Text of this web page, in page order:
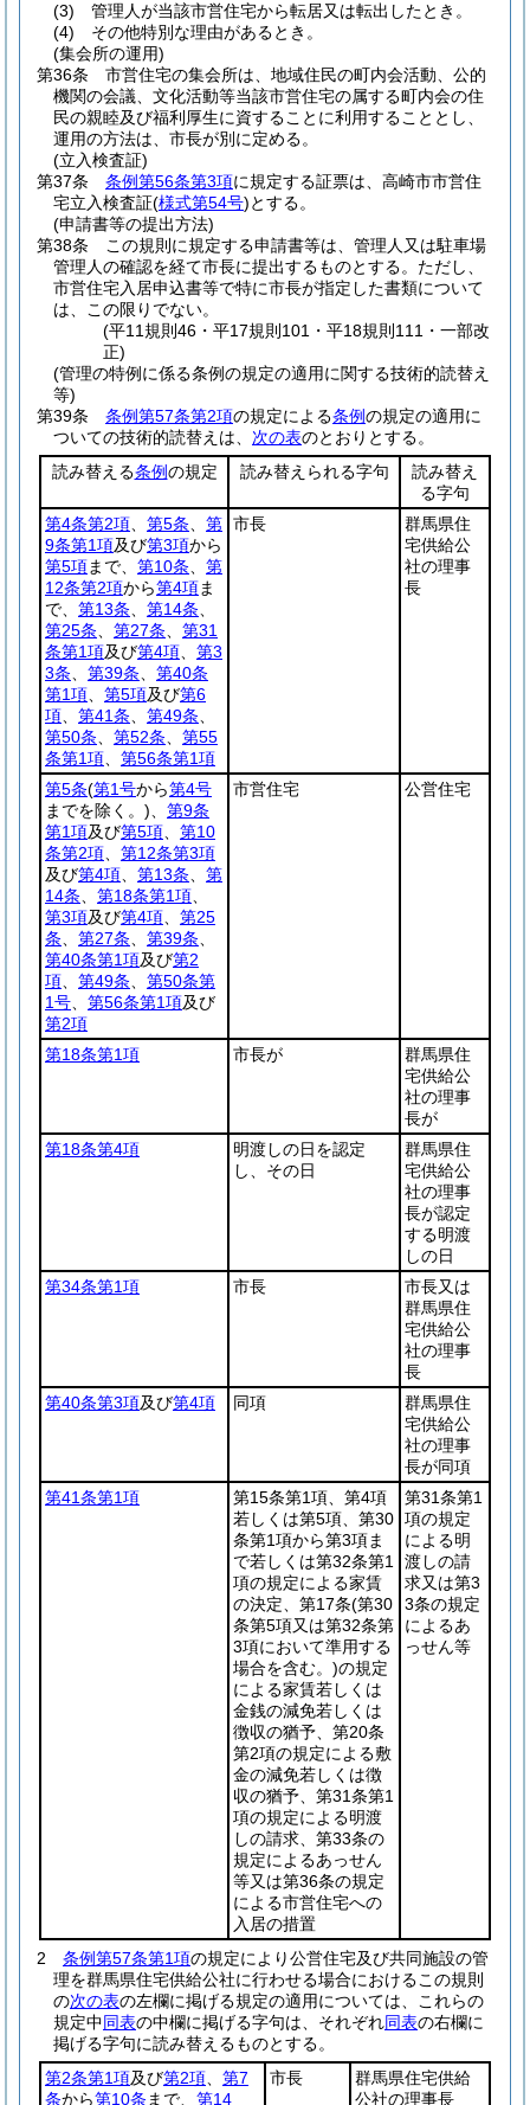
(3)
管理人が当該市営住宅から転居又は転出したとき。
(4)
その他特別な理由があるとき。
(集会所の運用)
第36条
市営住宅の集会所は、地域住民の町内会活動、公的
機関の会議、文化活動等当該市営住宅の属する町内会の住
民の親睦及び福利厚生に資することに利用することとし、
運用の方法は、市長が別に定める。
(立入検査証)
第37条
条例第56条第3項に規定する証票は、高崎市市営住
宅立入検査証(様式第54号)とする。
(申請書等の提出方法)
第38条
この規則に規定する申請書等は、管理人又は駐車場
管理人の確認を経て市長に提出するものとする。 ただし、
市営住宅入居申込書等で特に市長が指定した書類について
は、この限りでない。
(平11規則46・平17規則101・平18規則111・一部改
正)
(管理の特例に係る条例の規定の適用に関する技術的読替え
等)
第39条
条例第57条第2項の規定による条例の規定の適用に
ついての技術的読替えは、 次の表のとおりとする。
読み替える条例の規定 読み替えられる字句
読み替え
る字句
第4条第2項
第5条
第
9条第1項及び第3項から
第5項まで、 第10条
第
12条第2項から第4項ま
で、 第13条 第14条
第25条
第27条
第31
条第1項及び第4項
第3
3条
第39条
第40条
第1項
第5項及び第6
項
第41条 第49条
第50条
第52条
第55
条第1項
第56条第1項
市長
群馬県住
宅供給公
社の理事
長
第5条(第1号から第4号
までを除く。)
第9条
第1項及び第5項
第10
条第2項
第12条第3項
及び第4項 第13条
第
14条
第18条第1項
第3項及び第4項
第25
条
第27条 第39条
第40条第1項及び第2
項
第49条
第50条第
1号
第56条第1項及び
第2項
市営住宅 公営住宅
第18条第1項 市長が
群馬県住
宅供給公
社の理事
長が
第18条第4項
明渡しの日を認定
し、その日
群馬県住
宅供給公
社の理事
長が認定
する明渡
しの日
第34条第1項
市長
市長又は
群馬県住
宅供給公
社の理事
長
第40条第3項及び第4項 同項
群馬県住
宅供給公
社の理事
長が同項
第41条第1項
第15条第1項、第4項
若しくは第5項、第30
条第1項から第3項ま
で若しくは第32条第1
項の規定による家賃
の決定、第17条(第30
条第5項又は第32条第
3項において準用する
場合を含む。)の規定
による家賃若しくは
金銭の減免若しくは
徴収の猶予、第20条
第2項の規定による敷
金の減免若しくは徴
収の猶予、第31条第1
項の規定による明渡
しの請求、第33条の
規定によるあっせん
等又は第36条の規定
による市営住宅への
入居の措置
第31条第1
項の規定
による明
渡しの請
求又は第3
3条の規定
によるあ
っせん等
2 条例第57条第1項の規定により公営住宅及び共同施設の管
理を群馬県住宅供給公社に行わせる場合におけるこの規則
の次の表の左欄に掲げる規定の適用については、これらの
規定中同表の中欄に掲げる字句は、それぞれ同表の右欄に
掲げる字句に読み替えるものとする。
第2条第1項及び第2項
第7
条から第10条 まで、 第14
市長
群馬県住宅供給
公社の理事長